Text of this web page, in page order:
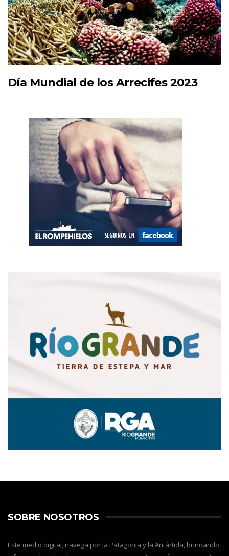
Día Mundial de los Arrecifes 2023
SOBRE NOSOTROS
Este medio digital, navega por la Patagonia y la Antártida, brindando